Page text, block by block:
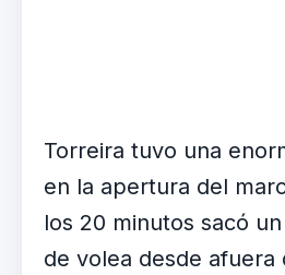
Torreira tuvo una
en la apertura del
los 20 minutos sacó
de volea desde afuera